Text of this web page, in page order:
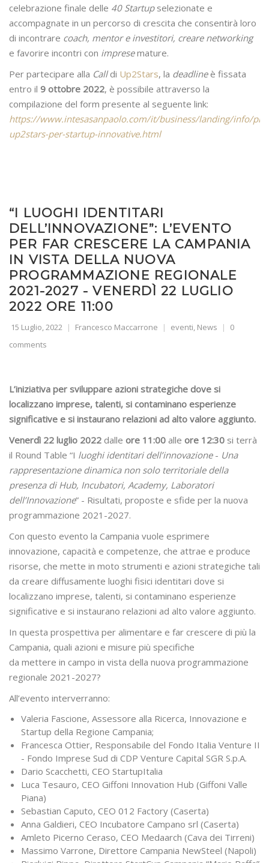
celebrazione finale delle 40 Startup selezionate e
accompagnate in un percorso di crescita che consentirà loro
di incontrare coach, mentor e investitori, creare networking
e favorire incontri con impresemature.
Per partecipare alla Calldi Up2Stars, la deadline è fissata
entro il 9 ottobre 2022, è possibile attraverso la
compilazione del form presente al seguente link:
https://www.intesasanpaolo.com/it/business/landing/info/
up2stars-per-startup-innovative.html
“I LUOGHI IDENTITARI
DELL’INNOVAZIONE”: L’EVENTO
PER FAR CRESCERE LA CAMPANIA
IN VISTA DELLA NUOVA
PROGRAMMAZIONE REGIONALE
2021-2027 - VENERDÌ 22 LUGLIO
2022 ORE 11:00
15 Luglio, 2022 Francesco Maccarrone eventi, News
0
comments
L’iniziativa per sviluppare azioni strategiche dove si
localizzano imprese, talenti, si contaminano esperienze
significative e si instaurano relazioni ad alto valore aggiunto.
Venerdì 22 luglio 2022 dalle ore 11:00 alle ore 12:30 si terrà
il Round Table “I luoghi identitari dell’innovazione- Una
rappresentazione dinamica non solo territoriale della
presenza di Hub, Incubatori, Academy, Laboratori
dell’Innovazione” - Risultati, proposte e sfide per la nuova
programmazione 2021-2027.
Con questo evento la Campania vuole esprimere
innovazione, capacità e competenze, che attrae e produce
risorse, che mette in moto strumenti e azioni strategiche tali
da creare diffusamente luoghi fisici identitari dove si
localizzano imprese, talenti, si contaminano esperienze
significative e si instaurano relazioni ad alto valore aggiunto.
In questa prospettiva per alimentare e far crescere di più la
Campania, quali azioni e misure più specifiche
da mettere in campo in vista della nuova programmazione
regionale 2021-2027?
All’evento interverranno:
Valeria Fascione, Assessore alla Ricerca, Innovazione e
Startup della Regione Campania;
Francesca Ottier, Responsabile del Fondo Italia Venture II
- Fondo Imprese Sud di CDP Venture Capital SGR S.p.A.
Dario Scacchetti, CEO StartupItalia
Luca Tesauro, CEO Giffoni Innovation Hub (Giffoni Valle
Piana)
Sebastian Caputo, CEO 012 Factory (Caserta)
Anna Galdieri, CEO Incubatore Campano srl (Caserta)
Amleto Picerno Ceraso, CEO Medaarch (Cava dei Tirreni)
Massimo Varrone, Direttore Campania NewSteel (Napoli)